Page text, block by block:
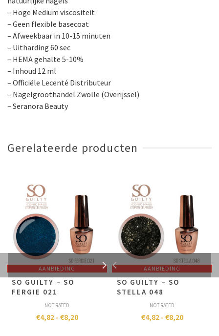
– Hoge Medium viscositeit
– Geen flexible basecoat
– Afweekbaar in 10-15 minuten
– Uitharding 60 sec
– HEMA gehalte 5-10%
– Inhoud 12 ml
– Officiële Lecenté Distributeur
– Nagelgroothandel Zwolle (Overijssel)
– Seranora Beauty
Gerelateerde producten
AANBIEDING
SO GUILTY – SO
FERGIE 021
NOT RATED
€4,82 - €8,20
AANBIEDING
SO GUILTY – SO
STELLA 048
NOT RATED
€4,82 - €8,20